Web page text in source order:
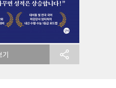
기